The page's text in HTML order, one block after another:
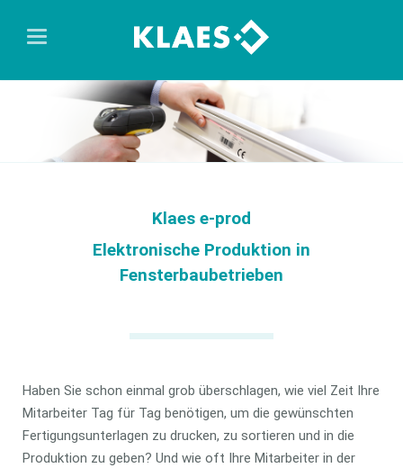
Klaes e-prod
Elektronische Produktion in
Fensterbaubetrieben
Haben Sie schon einmal grob überschlagen, wie viel Zeit Ihre
Mitarbeiter Tag für Tag benötigen, um die gewünschten
Fertigungsunterlagen zu drucken, zu sortieren und in die
Produktion zu geben? Und wie oft Ihre Mitarbeiter in der